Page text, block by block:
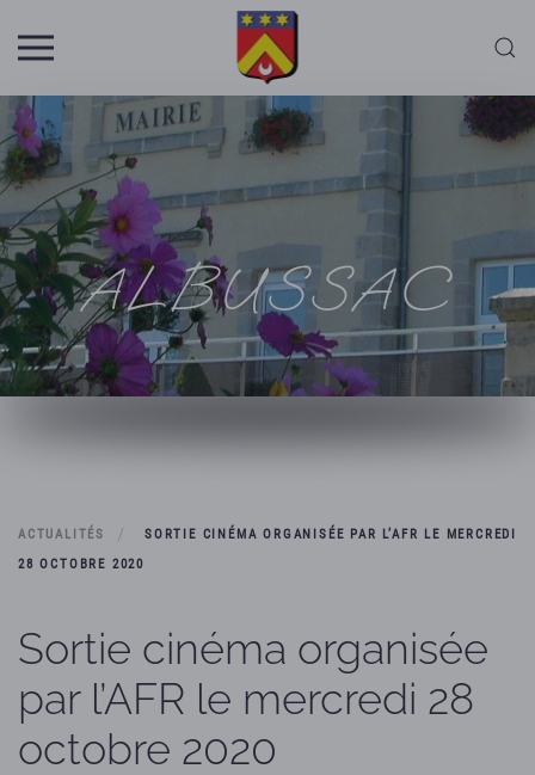
Skip to main content
ALBUSSAC
ACTUALITÉS
SORTIE CINÉMA ORGANISÉE PAR L’AFR LE MERCREDI
28 OCTOBRE 2020
Sortie cinéma organisée
par l’AFR le mercredi 28
octobre 2020